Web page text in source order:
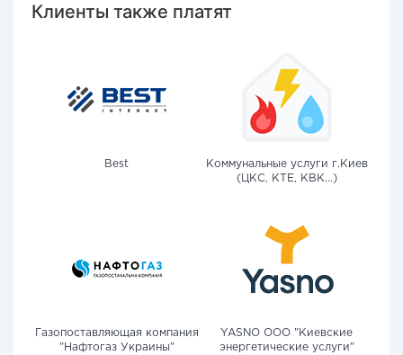
Клиенты также платят
Best
Коммунальные услуги г.Киев
(ЦКС, КТЕ, КВК...)
Газопоставляющая компания
"Нафтогаз Украины"
YASNO OOO "Киевские
энергетические услуги"